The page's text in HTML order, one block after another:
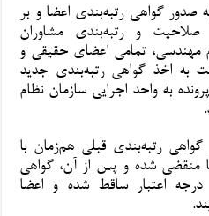
گواهی رتبه‌بندی اعضا و بر
و رتبه‌بندی مشاوران
مهندسی، تمامی اعضای حقیقی و
به اخذ گواهی رتبه‌بندی جدید
به واحد اجرایی سازمان نظام
گواهی رتبه‌بندی قبلی هم‌زمان با
منقضی شده و پس از آن، گواهی
درجه اعتبار ساقط شده و اعضا